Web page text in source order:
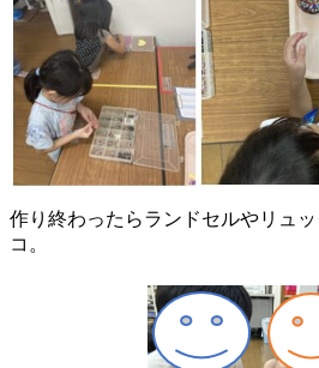
作り終わったらランドセルやリュ
コ。